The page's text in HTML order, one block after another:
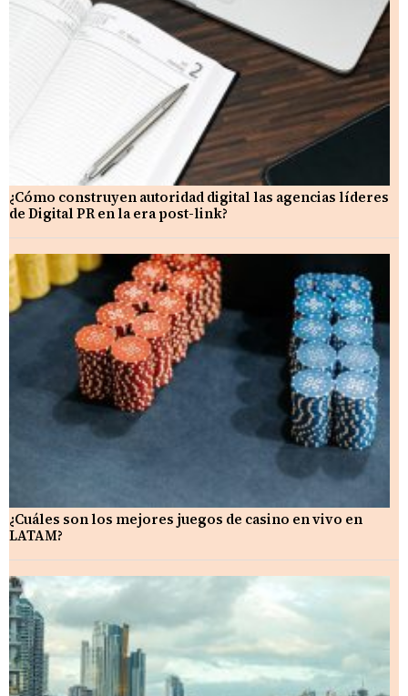
¿Cómo construyen autoridad digital las agencias líderes
de Digital PR en la era post-link?
¿Cuáles son los mejores juegos de casino en vivo en
LATAM?